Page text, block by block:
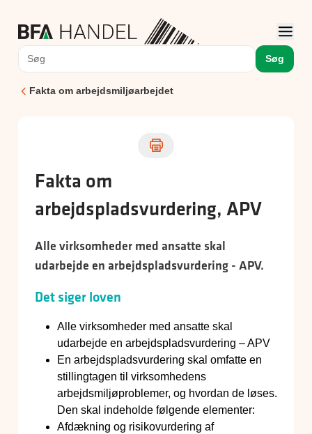
Søg
Fakta om arbejdsmiljøarbejdet
Fakta om
arbejdspladsvurdering, APV
Alle virksomheder med ansatte skal
udarbejde en arbejdspladsvurdering - APV.
Det siger loven
Alle virksomheder med ansatte skal
udarbejde en arbejdspladsvurdering – APV
En arbejdspladsvurdering skal omfatte en
stillingtagen til virksomhedens
arbejdsmiljøproblemer, og hvordan de løses.
Den skal indeholde følgende elementer:
Afdækning og risikovurdering af